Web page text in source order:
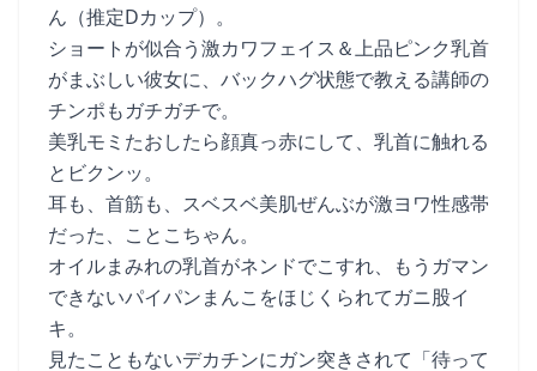
ん（推定Dカップ）。
ショートが似合う激カワフェイス＆上品ピンク乳首
がまぶしい彼女に、バックハグ状態で教える講師の
チンポもガチガチで。
美乳モミたおしたら顔真っ赤にして、乳首に触れる
とビクンッ。
耳も、首筋も、スベスベ美肌ぜんぶが激ヨワ性感帯
だった、ことこちゃん。
オイルまみれの乳首がネンドでこすれ、もうガマン
できないパイパンまんこをほじくられてガニ股イ
キ。
見たこともないデカチンにガン突きされて「待って